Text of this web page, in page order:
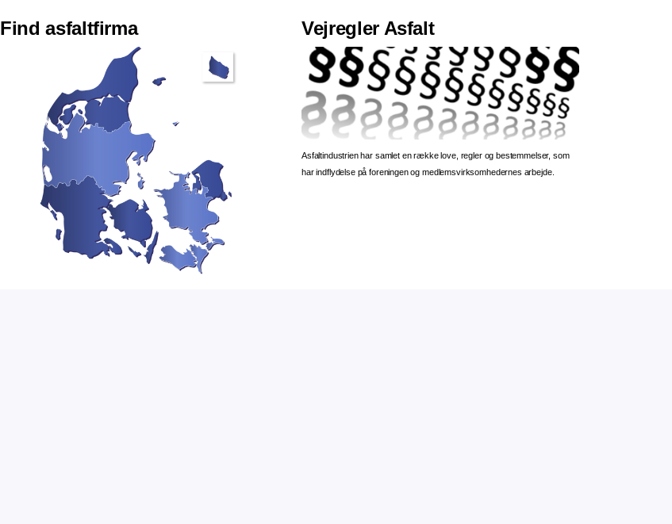
Find asfaltfirma Vejregler Asfalt
Asfaltindustrien har samlet en række love, regler og bestemmelser, som
har indflydelse på foreningen og medlemsvirksomhedernes arbejde.